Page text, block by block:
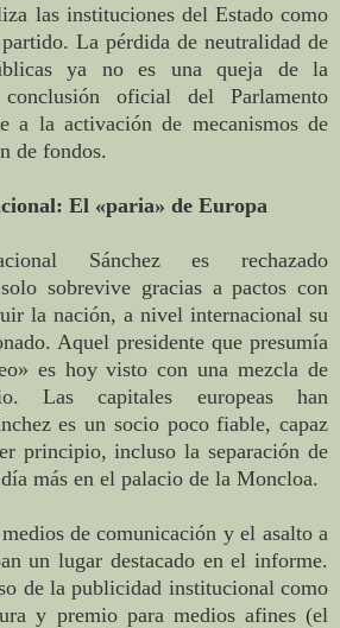
las instituciones del Estado como
La pérdida de neutralidad de
ya no es una queja de la
oficial del Parlamento
a la activación de mecanismos de
de fondos.
El «paria» de Europa
Sánchez es rechazado
sobrevive gracias a pactos con
la nación, a nivel internacional su
Aquel presidente que presumía
es hoy visto con una mezcla de
Las capitales europeas han
es un socio poco fiable, capaz
principio, incluso la separación de
más en el palacio de la Moncloa.
de comunicación y el asalto a
un lugar destacado en el informe.
de la publicidad institucional como
y premio para medios afines (el